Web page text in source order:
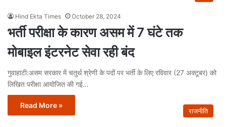
Hind Ekta Times October 28, 2024
भर्ती परीक्षा के कारण असम में 7 घंटे तक
मोबाइल इंटरनेट सेवा रही बंद
गुवाहाटी:असम सरकार में चतुर्थ श्रेणी के पदों पर भर्ती के लिए रविवार (27 अक्टूबर) को
लिखित परीक्षा आयोजित की गई…
Read More »
राजनीति